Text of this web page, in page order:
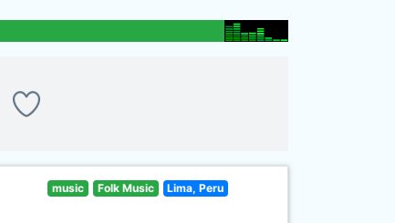
music Folk Music Lima, Peru